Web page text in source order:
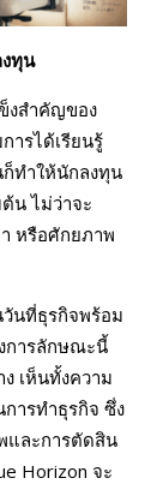
ทุน
งสำคัญของ
ารได้เรียนรู้
ทำให้นักลงทุน
น ไม่ว่าจะ
หรือศักยภาพ
นที่ธุรกิจพร้อม
การลักษณะนี้
เห็นทั้งความ
ารทำธุรกิจ ซึ่ง
และการตัดสิน
Horizon จะ